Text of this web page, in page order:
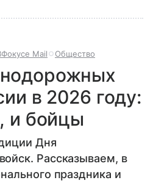
Mail Общество
в 2026 году:
и бойцы
Дня
Рассказываем, в
праздника и